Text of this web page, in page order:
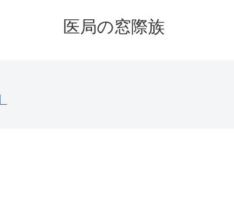
医局の窓際族